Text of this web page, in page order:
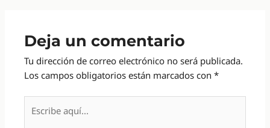
Deja un comentario
Tu dirección de correo electrónico no será publicada.
Los campos obligatorios están marcados con*
aquí...